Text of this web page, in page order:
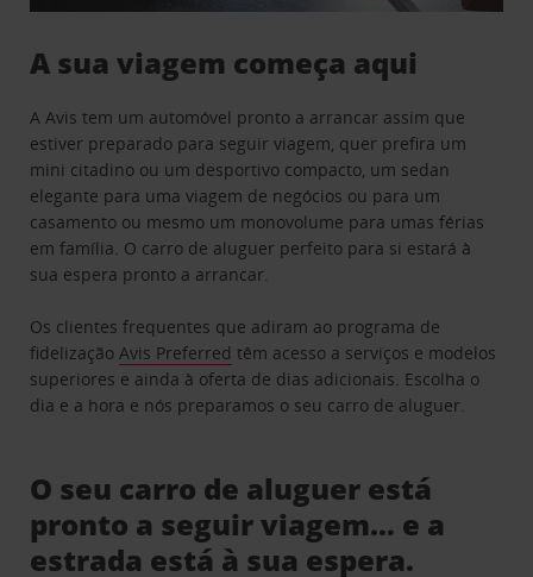
A sua viagem começa aqui
A Avis tem um automóvel pronto a arrancar assim que
estiver preparado para seguir viagem, quer prefira um
mini citadino ou um desportivo compacto, um sedan
elegante para uma viagem de negócios ou para um
casamento ou mesmo um monovolume para umas férias
em família. O carro de aluguer perfeito para si estará à
sua espera pronto a arrancar.
Os clientes frequentes que adiram ao programa de
fidelizaçãoAvis Preferred têm acesso a serviços e modelos
superiores e ainda à oferta de dias adicionais. Escolha o
dia e a hora e nós preparamos o seu carro de aluguer.
O seu carro de aluguer está
pronto a seguir viagem… e a
estrada está à sua espera.